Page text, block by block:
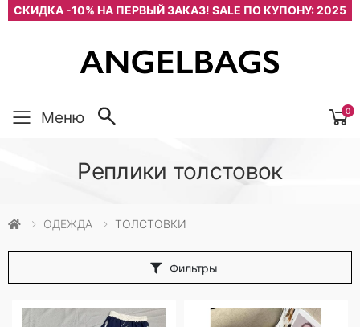
СКИДКА -10% НА ПЕРВЫЙ ЗАКАЗ! SALE ПО КУПОНУ: 2025
Меню 0
Реплики толстовок
ОДЕЖДА ТОЛСТОВКИ
Фильтры